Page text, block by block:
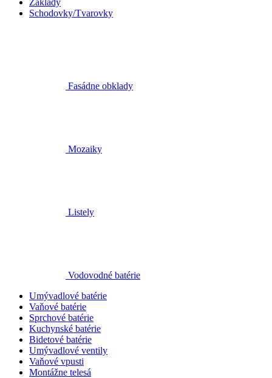
Základy
Schodovky/Tvarovky
Fasádne obklady
Mozaiky
Listely
Vodovodné batérie
Umývadlové batérie
Vaňové batérie
Sprchové batérie
Kuchynské batérie
Bidetové batérie
Umývadlové ventily
Vaňové vpusti
Montážne telesá